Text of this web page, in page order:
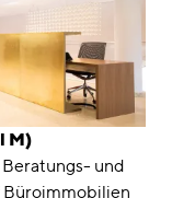
M)
Beratungs- und
Büroimmobilien